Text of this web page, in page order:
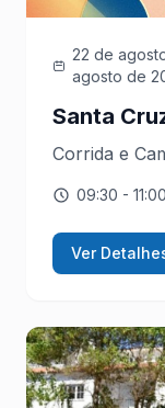
22 de
agosto de
Santa
Corrida e
09:30 - 11:00
Ver